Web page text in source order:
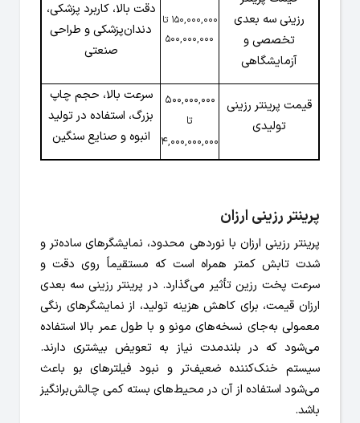
رزینی سه بعدی
تخصصی و
آزمایشگاهی
150,000,000 تا
500,000,000
دقت بالا، کاربرد پزشکی،
دندان‌پزشکی و طراحی
صنعتی
قیمت پرینتر رزینی
تولیدی
500,000,000
تا
4,000,000,000
سرعت بالا، حجم چاپ
بزرگ، استفاده در تولید
انبوه و صنایع سنگین
پرینتر رزینی ارزان
پرینتر رزینی ارزان با نوردهی محدود، نمایشگرهای ساده‌تر و
شدت تابش کمتر همراه است که مستقیماً روی دقت و
سرعت پخت رزین تأثیر می‌گذارد. در پرینتر رزینی سه بعدی
ارزان قیمت، برای کاهش هزینه تولید، از نمایشگرهای رنگی
معمولی به‌جای نسخه‌های مونو و با طول عمر بالا استفاده
می‌شود که در بلندمدت نیاز به تعویض بیشتری دارند.
سیستم خنک‌کننده ضعیف‌تر و نبود فیلترهای بو باعث
می‌شود استفاده از آن در محیط‌های بسته کمی چالش‌برانگیز
باشد.